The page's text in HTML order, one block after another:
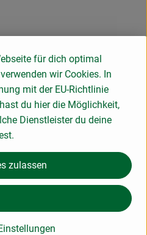
GmbH
für dich optimal
wir Cookies. In
mit der EU-Richtlinie
du hier die Möglichkeit,
Dienstleister du deine
zulassen